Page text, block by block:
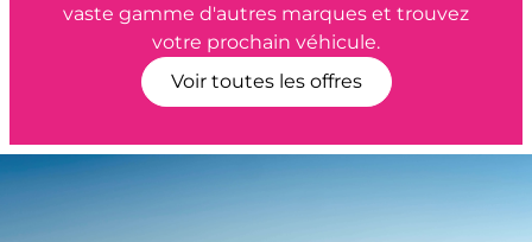
vaste gamme d'autres marques et trouvez
votre prochain véhicule.
Voir toutes les offres